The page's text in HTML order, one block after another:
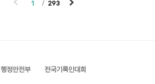
구관 인권위에 진정을 ..
1 293
행정안전부 전국기록인대회